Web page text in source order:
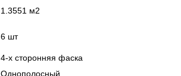
1.3551 м2
6 шт
4-х сторонняя фаска
Однополосный